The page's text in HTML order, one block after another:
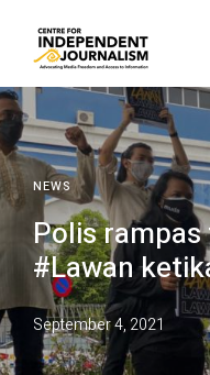
NEWS
Polis
#Lawan
September 4, 2021